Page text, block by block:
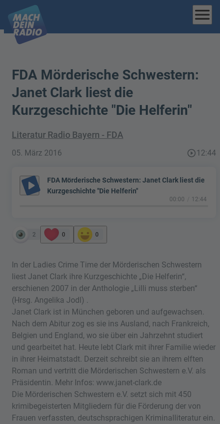
menu
FDA Mörderische Schwestern:
Janet Clark liest die
Kurzgeschichte "Die Helferin"
Literatur Radio Bayern - FDA
05. März 2016 play_circle_outline12:44
play_arrow
FDA Mörderische Schwestern: Janet Clark liest die
Kurzgeschichte "Die Helferin"
00:00 12:44
2 0 0
In der Ladies Crime Time der Mörderischen Schwestern
liest Janet Clark ihre Kurzgeschichte „Die Helferin“,
erschienen 2007 in der Anthologie „Lilli muss sterben“
(Hrsg. Angelika Jodl) .
Janet Clark ist in München geboren und aufgewachsen.
Nach dem Abitur zog es sie ins Ausland, nach Frankreich,
Belgien und England, wo sie über ein Jahrzehnt studiert
und gearbeitet hat. Heute lebt Clark mit ihrer Familie wieder
in ihrer Heimatstadt. Derzeit schreibt sie an ihrem elften
Roman und vertritt die Mörderischen Schwestern e.V. als
Präsidentin. Mehr Infos: www.janet-clark.de
Die Mörderischen Schwestern e.V. setzt sich mit 450
krimibegeisterten Mitgliedern für die Förderung der von
Frauen verfassten, deutschsprachigen Kriminalliteratur ein.